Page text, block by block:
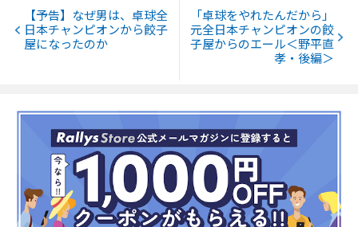
【予告】なぜ男は、卓球全
日本チャンピオンから餃子
屋になったのか
「卓球をやれたんだから」
元全日本チャンピオンの餃
子屋からのエール＜野平直
孝・後編＞